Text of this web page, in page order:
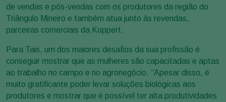
de vendas e pós-vendas com os produtores da região do
Triângulo Mineiro e também atua junto às revendas,
parceiras comerciais da Koppert.
Para Tais, um dos maiores desafios da sua profissão é
conseguir mostrar que as mulheres são capacitadas e aptas
ao trabalho no campo e no agronegócio. “Apesar disso, é
muito gratificante poder levar soluções biológicas aos
produtores e mostrar que é possível ter alta produtividades